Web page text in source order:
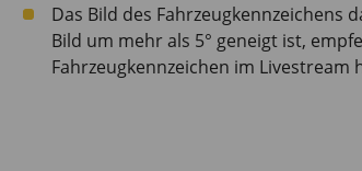
Das Bild des Fahrzeugkennzeichens
Bild um mehr als 5° geneigt ist,
Fahrzeugkennzeichen im